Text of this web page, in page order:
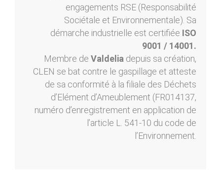
engagements RSE (Responsabilité
Sociétale et Environnementale). Sa
démarche industrielle est certifiée ISO
9001 / 14001.
Membre de Valdelia depuis sa création,
CLEN se bat contre le gaspillage et atteste
de sa conformité à la filiale des Déchets
d’Elément d’Ameublement (FR014137,
numéro d’enregistrement en application de
l’article L. 541-10 du code de
l’Environnement.